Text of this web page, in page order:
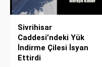
Sivrihisar
Caddesi’ndeki Yük
İndirme Çilesi İsyan
Ettirdi